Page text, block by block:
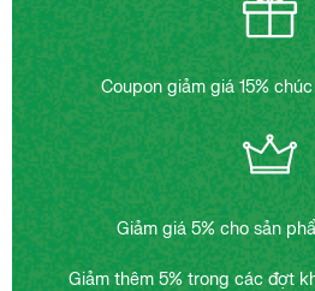
Coupon giảm giá 15%
Giảm giá 5% cho sản
Giảm thêm 5% trong các đợt